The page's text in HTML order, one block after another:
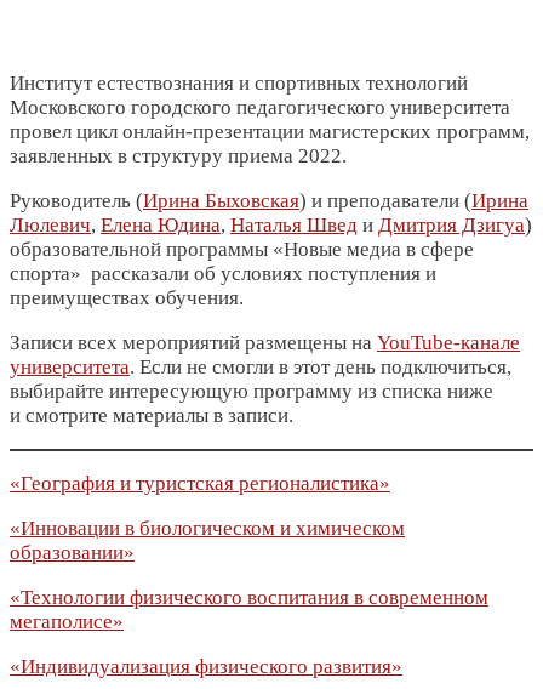
Институт естествознания и спортивных технологий
Московского городского педагогического университета
провел цикл онлайн-презентации магистерских программ,
заявленных в структуру приема 2022.
Руководитель (Ирина Быховская) и преподаватели (Ирина
Люлевич, Елена Юдина, Наталья Швед и Дмитрия Дзигуа)
образовательной программы «Новые медиа в сфере
спорта» рассказали об условиях поступления и
преимуществах обучения.
Записи всех мероприятий размещены на YouTube-канале
университета. Если не смогли в этот день подключиться,
выбирайте интересующую программу из списка ниже
и смотрите материалы в записи.
«География и туристская регионалистика»
«Инновации в биологическом и химическом
образовании»
«Технологии физического воспитания в современном
мегаполисе»
«Индивидуализация физического развития»